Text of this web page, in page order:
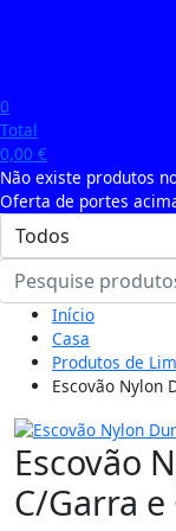
0
Total
0,00 €
Não existe produtos
Oferta de portes
Início
Casa
Produtos de
Escovão Nylon
Escovão
C/Garra e